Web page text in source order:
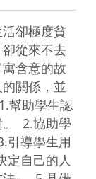
卻極度貧
從來不去
含意的故
關係，並
幫助學生認
2.協助學
引導學生用
定自己的人